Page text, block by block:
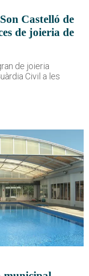
Castelló de
de joieria de
de joieria
Civil a les